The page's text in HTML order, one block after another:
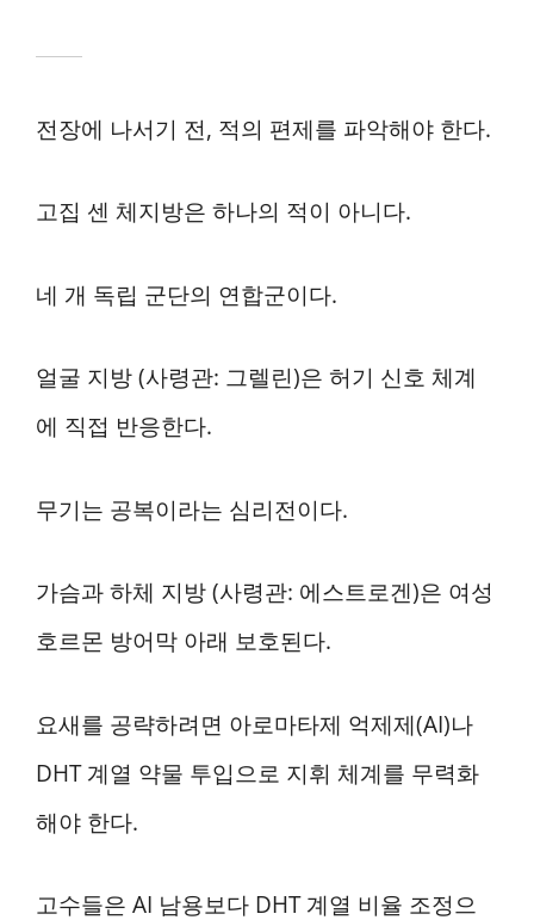
전장에 나서기 전, 적의 편제를 파악해야 한다.
고집 센 체지방은 하나의 적이 아니다.
네 개 독립 군단의 연합군이다.
얼굴 지방 (사령관: 그렐린)은 허기 신호 체계
에 직접 반응한다.
무기는 공복이라는 심리전이다.
가슴과 하체 지방 (사령관: 에스트로겐)은 여성
호르몬 방어막 아래 보호된다.
요새를 공략하려면 아로마타제 억제제(AI)나
DHT 계열 약물 투입으로 지휘 체계를 무력화
해야 한다.
고수들은 AI 남용보다 DHT 계열 비율 조정으